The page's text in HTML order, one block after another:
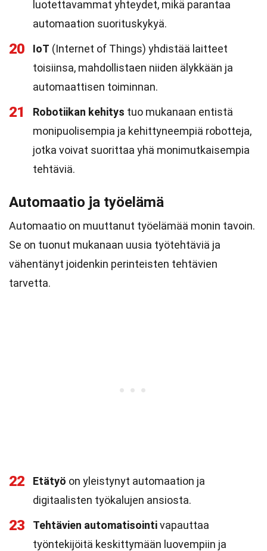
luotettavammat yhteydet, mikä parantaa
automaation suorituskykyä.
20 IoT (Internet of Things) yhdistää laitteet
toisiinsa, mahdollistaen niiden älykkään ja
automaattisen toiminnan.
21 Robotiikan kehitys tuo mukanaan entistä
monipuolisempia ja kehittyneempiä robotteja,
jotka voivat suorittaa yhä monimutkaisempia
tehtäviä.
Automaatio ja työelämä
Automaatio on muuttanut työelämää monin tavoin.
Se on tuonut mukanaan uusia työtehtäviä ja
vähentänyt joidenkin perinteisten tehtävien
tarvetta.
22 Etätyö on yleistynyt automaation ja
digitaalisten työkalujen ansiosta.
23 Tehtävien automatisointivapauttaa
työntekijöitä keskittymään luovempiin ja